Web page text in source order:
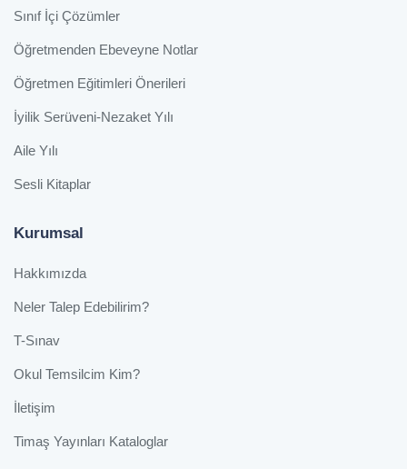
Sınıf İçi Çözümler
Öğretmenden Ebeveyne Notlar
Öğretmen Eğitimleri Önerileri
İyilik Serüveni-Nezaket Yılı
Aile Yılı
Sesli Kitaplar
Kurumsal
Hakkımızda
Neler Talep Edebilirim?
T-Sınav
Okul Temsilcim Kim?
İletişim
Timaş Yayınları Kataloglar